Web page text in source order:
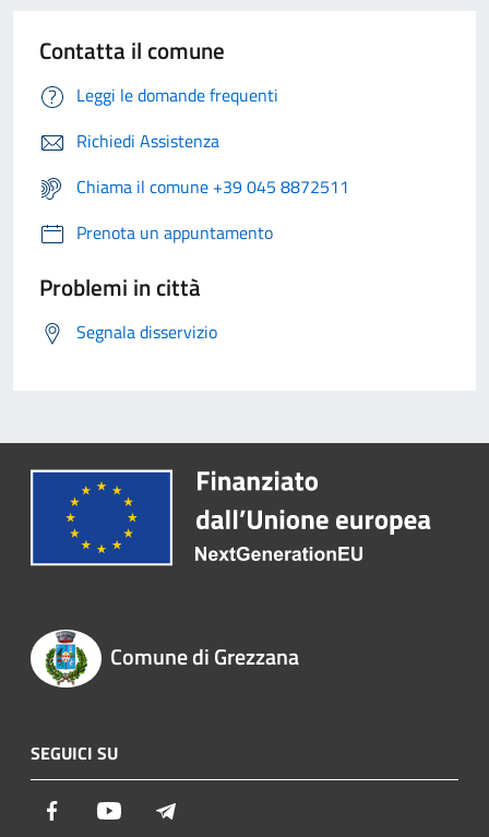
Contatta il comune
Leggi le domande frequenti
Richiedi Assistenza
Chiama il comune +39 045 8872511
Prenota un appuntamento
Problemi in città
Segnala disservizio
Comune di Grezzana
SEGUICI SU
Facebook Youtube